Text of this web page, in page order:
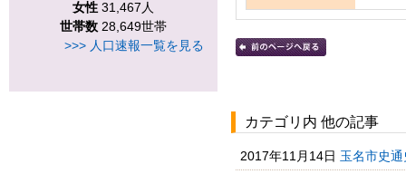
女性 31,467人
世帯数 28,649世帯
>>> 人口速報一覧を見る
カテゴリ内 他の記事
2017年11月14日 玉名市史